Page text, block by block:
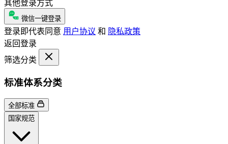
其他登录方式
微信一键登录
登录即代表同意 用户协议 和 隐私政策
返回登录
筛选分类
标准体系分类
全部标准
国家规范